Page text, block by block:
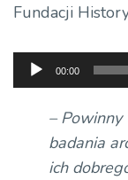
Fundacji
Odtwarzacz
plików
dźwiękowych
00:00
– Powinny
badania
ich